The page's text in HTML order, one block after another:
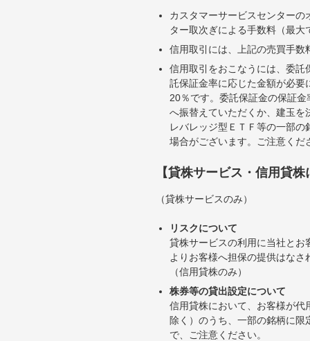
カスタマーサービスセンター
ター取次ぎによる手数料（最
信用取引には、上記の売買手
信用取引をおこなうには、委
託保証金率に応じた金額が必
20％です。委託保証金の保証
へ振替えていただくか、建玉
レバレッジ型ＥＴＦ等の一部
場合がございます。ご注意くだ
【貸株サービス・信用貸
（貸株サービスのみ）
リスクについて
貸株サービスの利用に当社と
よりお客様へ担保の提供はな
（信用貸株のみ）
株券等の貸出設定について
信用貸株において、お客様が
除く）のうち、一部の銘柄に
で、ご注意ください。